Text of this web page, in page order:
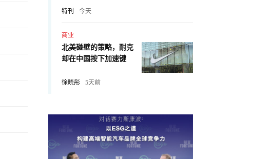
特刊 今天
商业
北美碰壁的策略，耐克
却在中国按下加速键
徐晓彤 5天前